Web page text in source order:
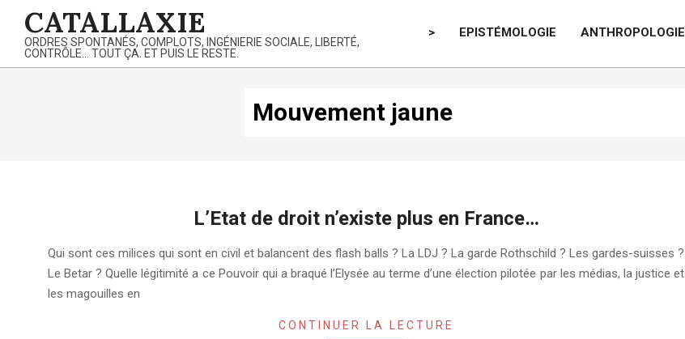
content
CATALLAXIE
ORDRES SPONTANÉS, COMPLOTS, INGÉNIERIE SOCIALE, LIBERTÉ,
CONTRÔLE… TOUT ÇA. ET PUIS LE RESTE.
> EPISTÉMOLOGIE ANTHROPOLOGIE
Mouvement jaune
L’Etat de droit n’existe plus en France…
01-
03
Qui sont ces milices qui sont en civil et balancent des flash balls ? La LDJ ? La garde Rothschild ? Les gardes-suisses ?
Le Betar ? Quelle légitimité a ce Pouvoir qui a braqué l’Elysée au terme d’une élection pilotée par les médias, la justice et
les magouilles en
CONTINUER LA LECTURE